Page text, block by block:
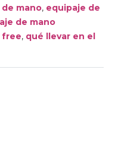
mano, equipaje de
de mano
free, qué llevar en el